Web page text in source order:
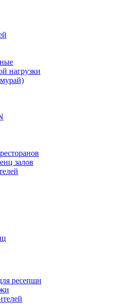
нагрузки
залов
ресепшн